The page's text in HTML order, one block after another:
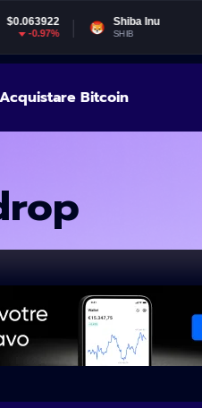
Shiba Inu $0.000005
SHIB -3.14%
Acquistare Bitcoin